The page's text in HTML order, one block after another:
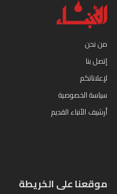
من نحن
إتصل بنا
لإعلاناتكم
سياسة الخصوصية
أرشيف الأنباء القديم
موقعنا على الخريطة